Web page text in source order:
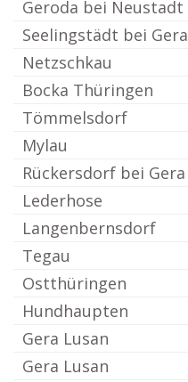
Geroda bei Neustadt
Seelingstädt bei Gera
Netzschkau
Bocka Thüringen
Tömmelsdorf
Mylau
Rückersdorf bei Gera
Lederhose
Langenbernsdorf
Tegau
Ostthüringen
Hundhaupten
Gera Lusan
Gera Lusan